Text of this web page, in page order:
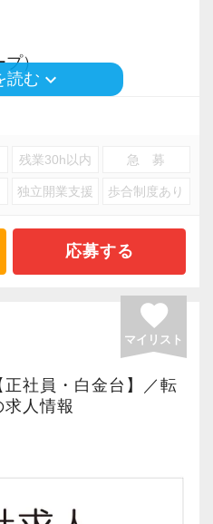
プ）
読む keyboard_arrow_down
残業30h以内 急 募
独立開業支援 歩合制度あり
応募する
favorite
マイリスト
社員・白金台】／転
人情報